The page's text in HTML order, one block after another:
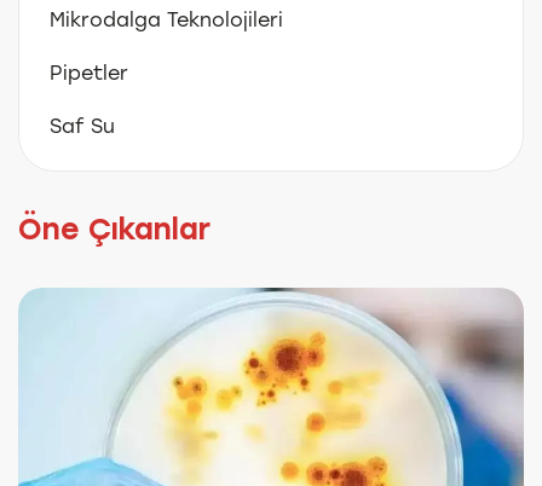
Mikrodalga Teknolojileri
Pipetler
Saf Su
Öne Çıkanlar